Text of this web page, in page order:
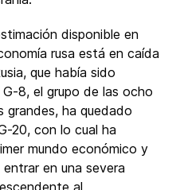
disponible en
rusa está en caída
que había sido
8, el grupo de las ocho
grandes, ha quedado
20, con lo cual ha
mundo económico y
en una severa
al